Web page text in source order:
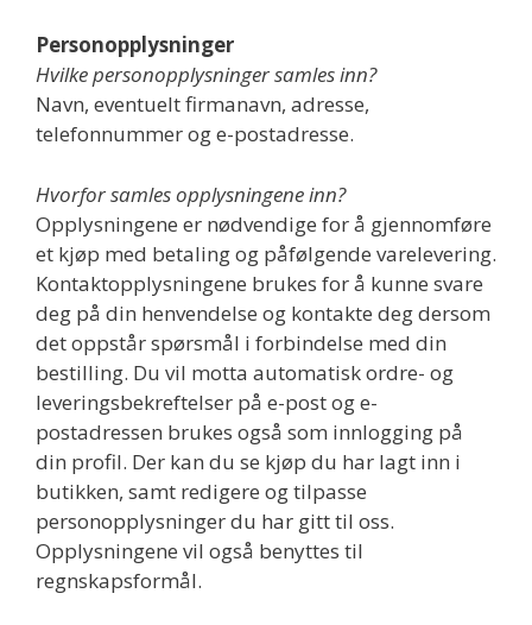
Personopplysninger
Hvilke personopplysninger samles inn?
Navn, eventuelt firmanavn, adresse,
telefonnummer og e-postadresse.
Hvorfor samles opplysningene inn?
Opplysningene er nødvendige for å gjennomføre
et kjøp med betaling og påfølgende varelevering.
Kontaktopplysningene brukes for å kunne svare
deg på din henvendelse og kontakte deg dersom
det oppstår spørsmål i forbindelse med din
bestilling. Du vil motta automatisk ordre- og
leveringsbekreftelser på e-post og e-
postadressen brukes også som innlogging på
din profil. Der kan du se kjøp du har lagt inn i
butikken, samt redigere og tilpasse
personopplysninger du har gitt til oss.
Opplysningene vil også benyttes til
regnskapsformål.